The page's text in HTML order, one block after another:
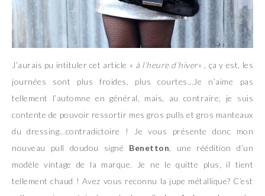
J’aurais pu intituler cet article « à l’heure d’hiver« , ça y est, les
journées sont plus froides, plus courtes…Je n’aime pas
tellement l’automne en général, mais, au contraire, je suis
contente de pouvoir ressortir mes gros pulls et gros manteaux
du dressing…contradictoire ! Je vous présente donc mon
nouveau pull doudou signé Benetton , une réédition d’un
modèle vintage de la marque. Je ne le quitte plus, il tient
tellement chaud ! Avez vous reconnu la jupe métallique? C’est